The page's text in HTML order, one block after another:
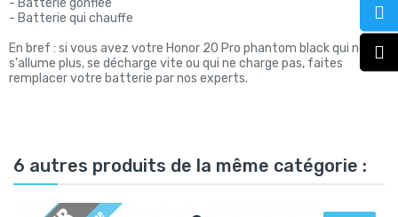
- Batterie gonflée
- Batterie qui chauffe
En bref : si vous avez votre Honor 20 Pro phantom black qui ne
s'allume plus, se décharge vite ou qui ne charge pas, faites
remplacer votre batterie par nos experts.
6 autres produits de la même catégorie :